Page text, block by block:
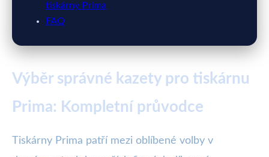
tiskárny Prima
FAQ
Výběr správné kazety pro tiskárnu
Prima: Kompletní průvodce
Tiskárny Prima patří mezi oblíbené volby v